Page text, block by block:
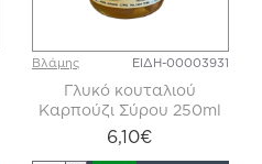
Βλάμης ΕΙΔΗ-00003931
Γλυκό κουταλιού
Καρπούζι Σύρου 250ml
6,10€